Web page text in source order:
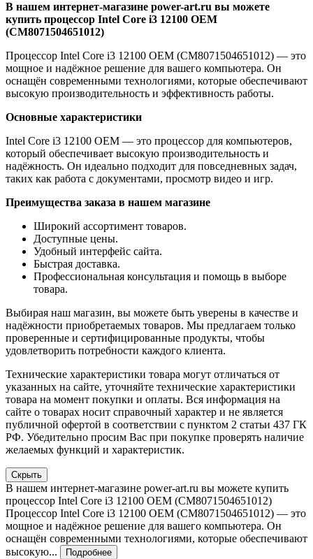
В нашем интернет-магазине power-art.ru вы можете
купить процессор Intel Core i3 12100 OEM
(CM8071504651012)
Процессор Intel Core i3 12100 OEM (CM8071504651012) — это
мощное и надёжное решение для вашего компьютера. Он
оснащён современными технологиями, которые обеспечивают
высокую производительность и эффективность работы.
Основные характеристики
Intel Core i3 12100 OEM — это процессор для компьютеров,
который обеспечивает высокую производительность и
надёжность. Он идеально подходит для повседневных задач,
таких как работа с документами, просмотр видео и игр.
Преимущества заказа в нашем магазине
Широкий ассортимент товаров.
Доступные цены.
Удобный интерфейс сайта.
Быстрая доставка.
Профессиональная консультация и помощь в выборе
товара.
Выбирая наш магазин, вы можете быть уверены в качестве и
надёжности приобретаемых товаров. Мы предлагаем только
проверенные и сертифицированные продукты, чтобы
удовлетворить потребности каждого клиента.
Технические характеристики товара могут отличаться от
указанных на сайте, уточняйте технические характеристики
товара на момент покупки и оплаты. Вся информация на
сайте о товарах носит справочный характер и не является
публичной офертой в соответствии с пунктом 2 статьи 437 ГК
РФ. Убедительно просим Вас при покупке проверять наличие
желаемых функций и характеристик.
Скрыть
В нашем интернет-магазине power-art.ru вы можете купить
процессор Intel Core i3 12100 OEM (CM8071504651012)
Процессор Intel Core i3 12100 OEM (CM8071504651012) — это
мощное и надёжное решение для вашего компьютера. Он
оснащён современными технологиями, которые обеспечивают
высокую...
Подробнее